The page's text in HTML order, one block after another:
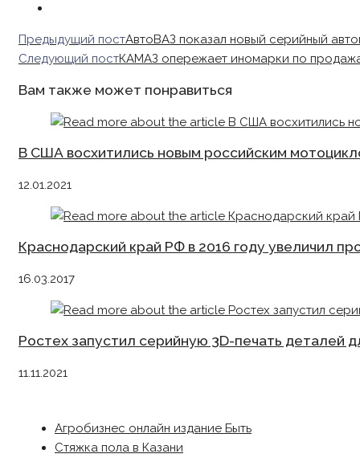
Read
more
Предыдущий постАвтоВАЗ показал новый серийный
Следующий постКАМАЗ опережает иномарки по
Вам также может понравиться
В США восхитились новым российским
12.01.2021
Краснодарский край РФ в 2016 году увеличил
16.03.2017
Ростех запустил серийную 3D-печать деталей
11.11.2021
Агробизнес онлайн издание Быть
Стяжка пола в Казани